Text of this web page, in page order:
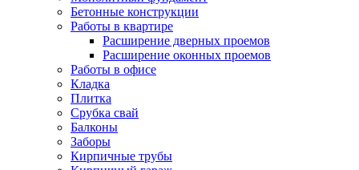
Бетонные конструкции
Работы в квартире
Расширение дверных проемов
Расширение оконных проемов
Работы в офисе
Кладка
Плитка
Срубка свай
Балконы
Заборы
Кирпичные трубы